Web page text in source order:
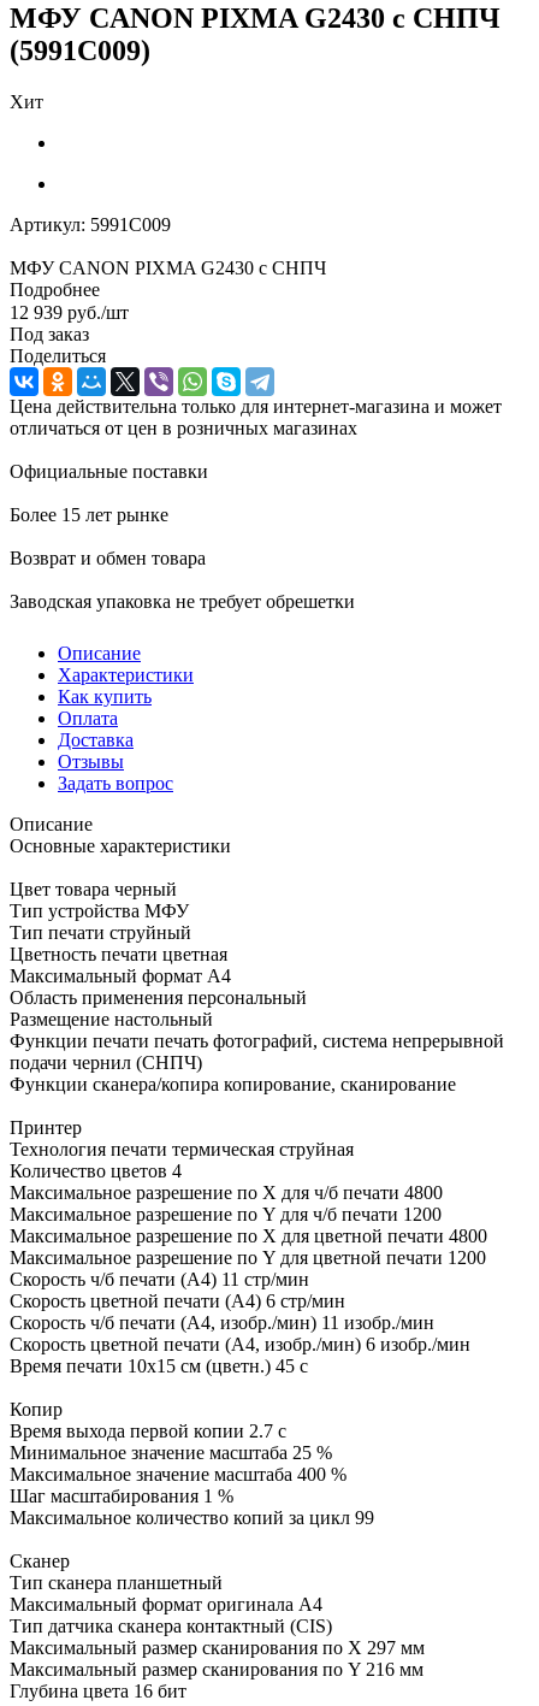
МФУ CANON PIXMA G2430 с СНПЧ
(5991C009)
Хит
Артикул: 5991C009
МФУ CANON PIXMA G2430 с СНПЧ
Подробнее
12 939 руб./шт
Под заказ
Поделиться
Цена действительна только для интернет-магазина и может
отличаться от цен в розничных магазинах
Официальные поставки
Более 15 лет рынке
Возврат и обмен товара
Заводская упаковка не требует обрешетки
Описание
Характеристики
Как купить
Оплата
Доставка
Отзывы
Задать вопрос
Описание
Основные характеристики
Цвет товара черный
Тип устройства МФУ
Тип печати струйный
Цветность печати цветная
Максимальный формат A4
Область применения персональный
Размещение настольный
Функции печати печать фотографий, система непрерывной
подачи чернил (СНПЧ)
Функции сканера/копира копирование, сканирование
Принтер
Технология печати термическая струйная
Количество цветов 4
Максимальное разрешение по X для ч/б печати 4800
Максимальное разрешение по Y для ч/б печати 1200
Максимальное разрешение по X для цветной печати 4800
Максимальное разрешение по Y для цветной печати 1200
Скорость ч/б печати (A4) 11 стр/мин
Скорость цветной печати (A4) 6 стр/мин
Скорость ч/б печати (A4, изобр./мин) 11 изобр./мин
Скорость цветной печати (A4, изобр./мин) 6 изобр./мин
Время печати 10x15 см (цветн.) 45 с
Копир
Время выхода первой копии 2.7 с
Минимальное значение масштаба 25 %
Максимальное значение масштаба 400 %
Шаг масштабирования 1 %
Максимальное количество копий за цикл 99
Сканер
Тип сканера планшетный
Максимальный формат оригинала A4
Тип датчика сканера контактный (CIS)
Максимальный размер сканирования по X 297 мм
Максимальный размер сканирования по Y 216 мм
Глубина цвета 16 бит